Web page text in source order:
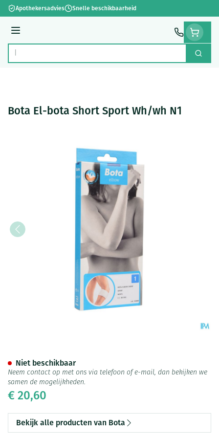
Ga naar de inhoud
Apothekersadvies Snelle beschikbaarheid
Menu
Product, merk, categorie... Zoek
Bota El-bota Short Sport Wh/wh N1
€ 20,60
Niet beschikbaar
Neem contact op met ons via telefoon of e-mail, dan bekijken we
samen de mogelijkheden.
Bekijk alle producten van Bota